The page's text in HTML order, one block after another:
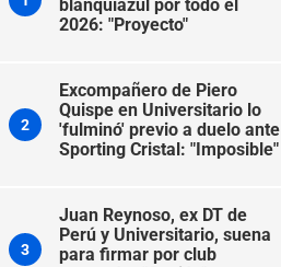
blanquiazul por todo el
2026: "Proyecto"
2
Excompañero de Piero
Quispe en Universitario lo
'fulminó' previo a duelo ante
Sporting Cristal: "Imposible"
3
Juan Reynoso, ex DT de
Perú y Universitario, suena
para firmar por club